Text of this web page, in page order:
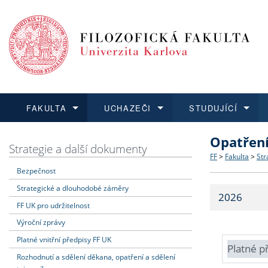
FAKULTA
Dozvědět se více
Struktura
Strategie
Fakultní
UCHAZEČI
Podat přihlášku
Co
Učitelské
STUDUJÍCÍ
Dozvědět se více
Dozvědět se více
O vědě a
Dozvědět se více
Aktuální
Strategie a další dokumenty
Bezpečnost
Strategické a dlouhodobé záměry
FF UK pro udržitelnost
Výroční zprávy
Platné vnitřní předpisy FF UK
Rozhodnutí a sdělení děkana, opatření a sdělení
FF > Fakulta >
2026
Platné